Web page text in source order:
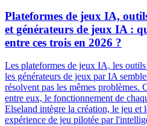
Plateformes de jeux IA,
et générateurs de jeux IA :
entre ces trois en 2026 ?
Les plateformes de jeux IA, les
les générateurs de jeux par IA
résolvent pas les mêmes problèmes.
entre eux, le fonctionnement de
Elseland intègre la création, le jeu et
expérience de jeu pilotée par